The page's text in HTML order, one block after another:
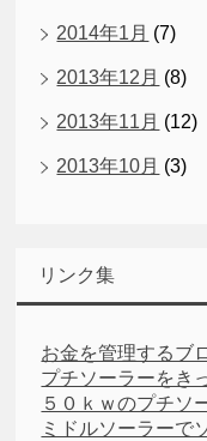
2014年1月 (7)
2013年12月 (8)
2013年11月 (12)
2013年10月 (3)
リンク集
お金を管理するブ
プチソーラーをき
５０ｋｗのプチソ
ミドルソーラーで